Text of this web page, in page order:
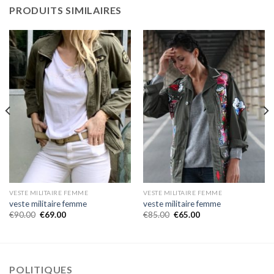
PRODUITS SIMILAIRES
VESTE MILITAIRE FEMME
veste militaire femme
€90.00 €69.00
VESTE MILITAIRE FEMME
veste militaire femme
€85.00 €65.00
POLITIQUES